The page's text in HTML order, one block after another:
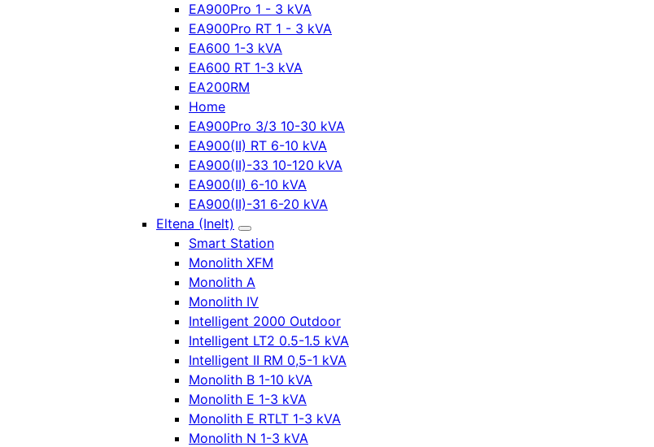
EA900Pro 1 - 3 kVA
EA900Pro RT 1 - 3 kVA
EA600 1-3 kVA
EA600 RT 1-3 kVA
EA200RM
Home
EA900Pro 3/3 10-30 kVA
EA900(II) RT 6-10 kVA
EA900(II)-33 10-120 kVA
EA900(II) 6-10 kVA
EA900(II)-31 6-20 kVA
Eltena (Inelt)
Smart Station
Monolith XFM
Monolith A
Monolith IV
Intelligent 2000 Outdoor
Intelligent LT2 0.5-1.5 kVA
Intelligent II RM 0,5-1 kVA
Monolith B 1-10 kVA
Monolith E 1-3 kVA
Monolith E RTLT 1-3 kVA
Monolith N 1-3 kVA